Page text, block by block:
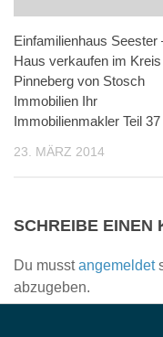
Einfamilienhaus Seester
Haus verkaufen im Kreis
Pinneberg von Stosch
Immobilien Ihr
Immobilienmakler Teil 37
23. MÄRZ 2014
SCHREIBE EINEN
Du musstangemeldet
abzugeben.